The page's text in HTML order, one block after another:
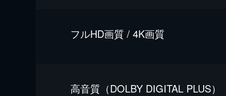
フルHD画質 / 4K画質
⾼⾳質（DOLBY DIGITAL PLUS）